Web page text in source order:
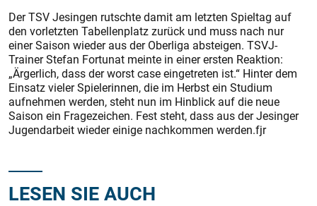
Der TSV Jesingen rutschte damit am letzten Spieltag auf
den vorletzten Tabellenplatz zurück und muss nach nur
einer Saison wieder aus der Oberliga absteigen. TSVJ-
Trainer Stefan Fortunat meinte in einer ersten Reaktion:
„Ärgerlich, dass der worst case eingetreten ist.“ Hinter dem
Einsatz vieler Spielerinnen, die im Herbst ein Studium
aufnehmen werden, steht nun im Hinblick auf die neue
Saison ein Fragezeichen. Fest steht, dass aus der Jesinger
Jugendarbeit wieder einige nachkommen werden.fjr
LESEN SIE AUCH